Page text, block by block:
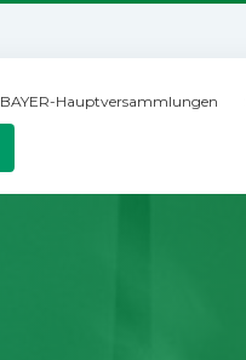
BAYER-Hauptversammlungen